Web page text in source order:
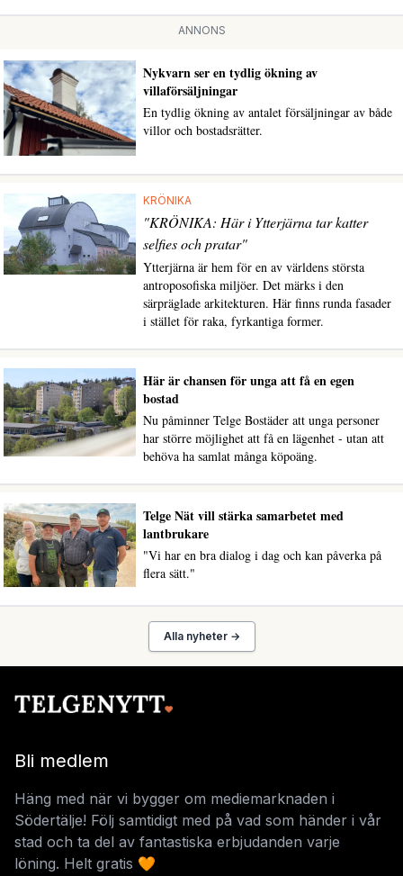
ANNONS
Nykvarn ser en tydlig ökning av
villaförsäljningar
En tydlig ökning av antalet försäljningar av både
villor och bostadsrätter.
KRÖNIKA
"KRÖNIKA: Här i Ytterjärna tar katter
selfies och pratar"
Ytterjärna är hem för en av världens största
antroposofiska miljöer. Det märks i den
särpräglade arkitekturen. Här finns runda fasader
i stället för raka, fyrkantiga former.
Här är chansen för unga att få en egen
bostad
Nu påminner Telge Bostäder att unga personer
har större möjlighet att få en lägenhet - utan att
behöva ha samlat många köpoäng.
Telge Nät vill stärka samarbetet med
lantbrukare
"Vi har en bra dialog i dag och kan påverka på
flera sätt."
Alla nyheter →
Bli medlem
Häng med när vi bygger om mediemarknaden i
Södertälje! Följ samtidigt med på vad som händer i vår
stad och ta del av fantastiska erbjudanden varje
löning. Helt gratis 🧡